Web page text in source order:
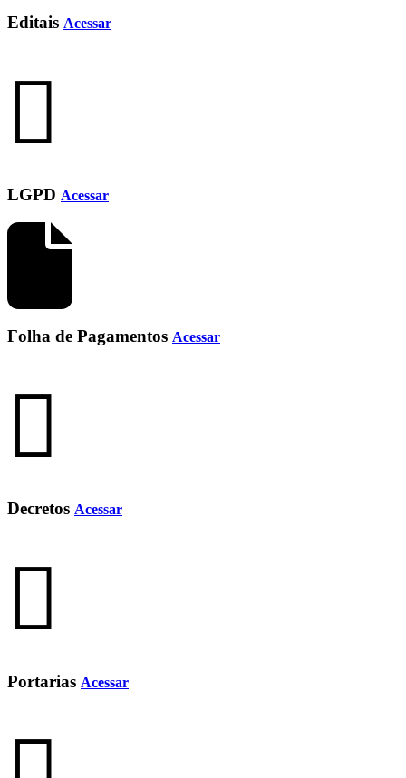
Editais Acessar
LGPD Acessar
Folha de Pagamentos Acessar
Decretos Acessar
Portarias Acessar